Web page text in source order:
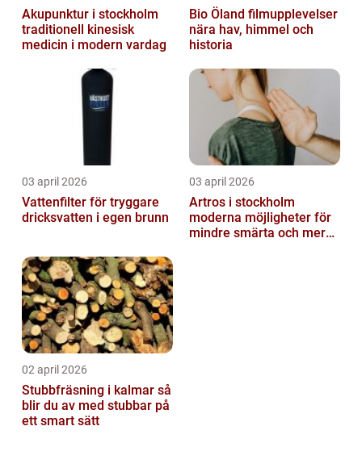
Akupunktur i stockholm
traditionell kinesisk
medicin i modern vardag
Bio Öland filmupplevelser
nära hav, himmel och
historia
03 april 2026
Vattenfilter för tryggare
dricksvatten i egen brunn
03 april 2026
Artros i stockholm
moderna möjligheter för
mindre smärta och mer
02 april 2026
Stubbfräsning i kalmar så
blir du av med stubbar på
ett smart sätt